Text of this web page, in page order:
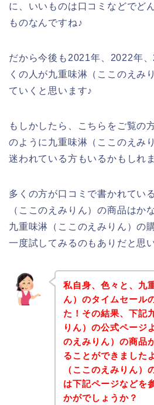
に、いいものは口コミなどでど
ものなんですね♪
だから今後も2021年、2022年
くの人が九重味淋（ここのえみ
ていくと思います♪
もしかしたら、こちらをご覧の
のように九重味淋（ここのえみ
迷われている方もいるかもしれ
多くの方が口コミで書かれてい
（ここのえみりん）の商品はか
九重味淋（ここのえみりん）の
一度試してみるのもありだと思
私自身、色々と、九
ん）のタイムセール
た！その結果、下記
りん）の公式ページ
のえみりん）の商品
ることができました
（ここのえみりん）
は下記ページなどを
かがでしょうか？